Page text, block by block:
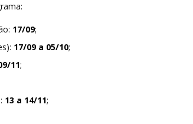
17/09;
17/09 a 05/10;
11;
13 a 14/11;